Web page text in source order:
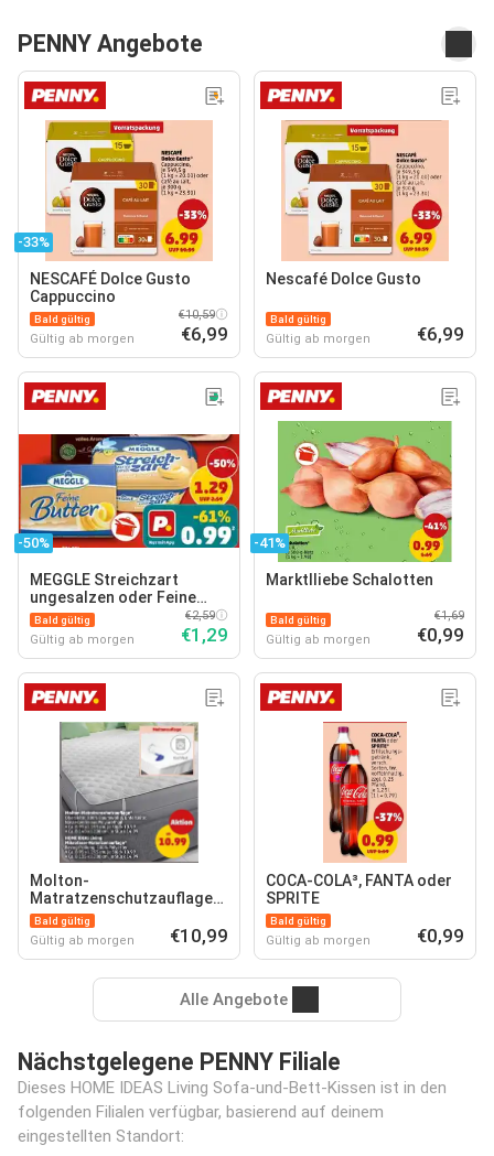
PENNY Angebote
-33%
NESCAFÉ Dolce Gusto
Cappuccino
Bald gültig
Gültig ab morgen
€10,59
€6,99
Nescafé Dolce Gusto
Bald gültig
Gültig ab morgen €6,99
-50%
MEGGLE Streichzart
ungesalzen oder Feine
Butter
Bald gültig
Gültig ab morgen
€2,59
€1,29
-41%
Marktlliebe Schalotten
Bald gültig
Gültig ab morgen
€1,69
€0,99
Molton-
Matratzenschutzauflage*
HOME IDEAS Living
Mikrofaser-
Matratzenauflage*
Bald gültig
Gültig ab morgen €10,99
COCA-COLA³, FANTA oder
SPRITE
Bald gültig
Gültig ab morgen €0,99
Alle Angebote
Nächstgelegene PENNY Filiale
Dieses HOME IDEAS Living Sofa-und-Bett-Kissen ist in den
folgenden Filialen verfügbar, basierend auf deinem
eingestellten Standort: